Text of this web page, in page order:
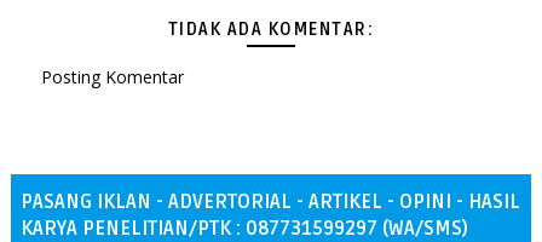
TIDAK ADA KOMENTAR:
Posting Komentar
PASANG IKLAN - ADVERTORIAL - ARTIKEL - OPINI - HASIL
KARYA PENELITIAN/PTK : 087731599297 (WA/SMS)